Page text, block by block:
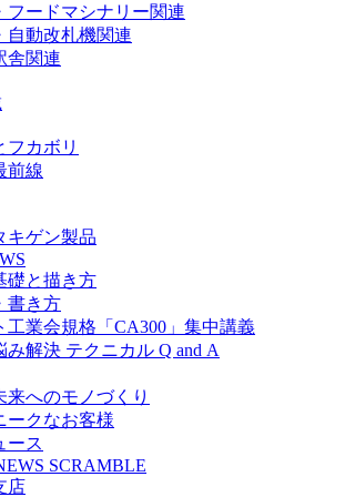
フードマシナリー関連
自動改札機関連
舎関連
フカボリ
前線
キゲン製品
礎と描き方
書き方
工業会規格「CA300」集中講義
み解決 テクニカル Q and A
来へのモノづくり
ークなお客様
ース
SCRAMBLE
店